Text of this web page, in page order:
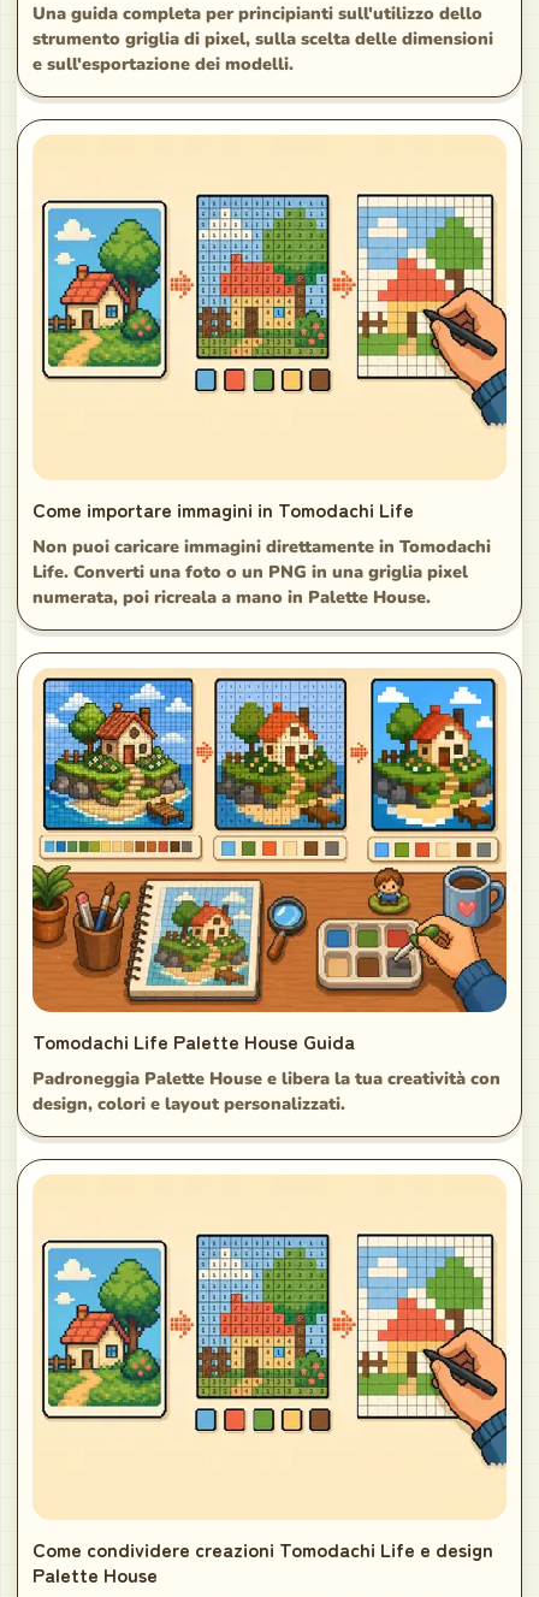
Una guida completa per principianti sull'utilizzo dello
strumento griglia di pixel, sulla scelta delle dimensioni
e sull'esportazione dei modelli.
Come importare immagini in Tomodachi Life
Non puoi caricare immagini direttamente in Tomodachi
Life. Converti una foto o un PNG in una griglia pixel
numerata, poi ricreala a mano in Palette House.
Tomodachi Life Palette House Guida
Padroneggia Palette House e libera la tua creatività con
design, colori e layout personalizzati.
Come condividere creazioni Tomodachi Life e design
Palette House